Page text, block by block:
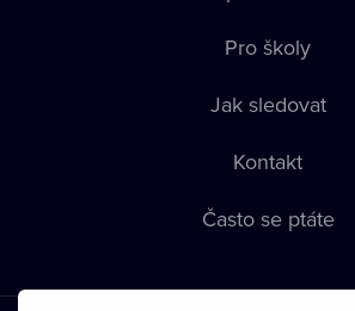
Pro školy
Jak sledovat
Kontakt
Často se ptáte